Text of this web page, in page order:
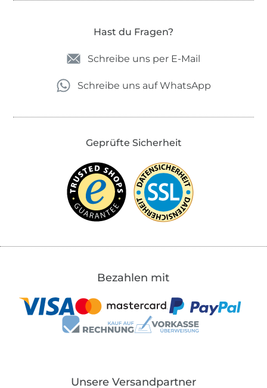
Hast du Fragen?
Schreibe uns per E-Mail
Schreibe uns auf WhatsApp
Geprüfte Sicherheit
Bezahlen mit
Unsere Versandpartner